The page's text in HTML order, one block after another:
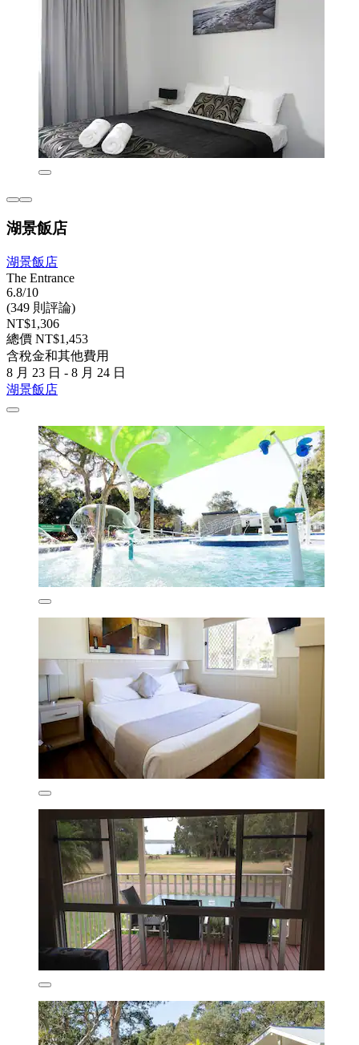
湖景飯店
湖景飯店
The Entrance
6.8/10
(349 則評論)
NT$1,306
總價 NT$1,453
含稅金和其他費用
8 月 23 日 - 8 月 24 日
湖景飯店